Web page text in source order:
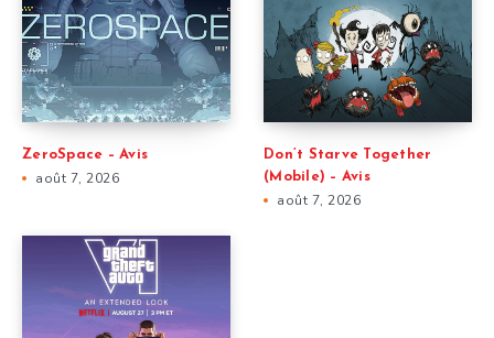
ZeroSpace – Avis
août 7, 2026
Don’t Starve Together
(Mobile) – Avis
août 7, 2026